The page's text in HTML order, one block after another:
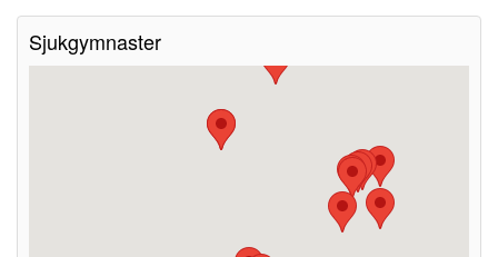
Sjukgymnaster